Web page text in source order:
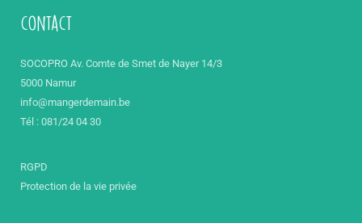
contact
SOCOPRO Av. Comte de Smet de Nayer 14/3
5000 Namur
info@mangerdemain.be
Tél : 081/24 04 30
RGPD
Protection de la vie privée